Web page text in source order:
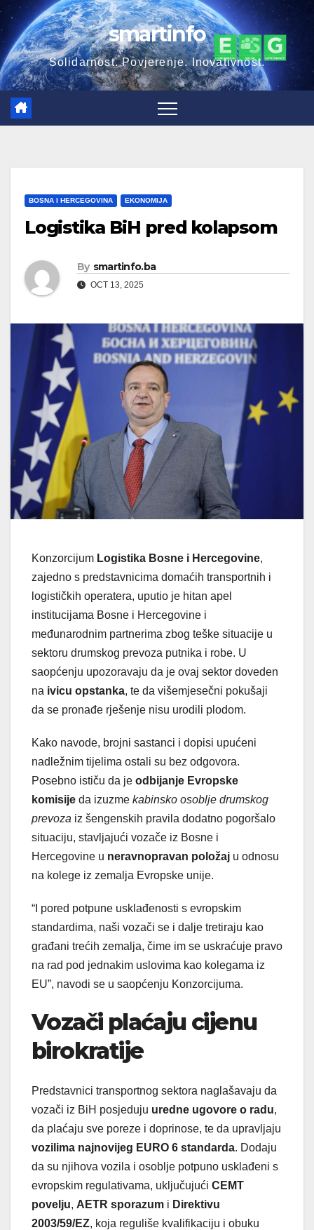
Skip
to
content
smartinfo
Solidarnost. Povjerenje. Inovativnost.
BOSNA I HERCEGOVINA EKONOMIJA
Logistika BiH pred kolapsom
By smartinfo.ba
OCT 13, 2025
Konzorcijum Logistika Bosne i Hercegovine,
zajedno s predstavnicima domaćih transportnih i
logističkih operatera, uputio je hitan apel
institucijama Bosne i Hercegovine i
međunarodnim partnerima zbog teške situacije u
sektoru drumskog prevoza putnika i robe. U
saopćenju upozoravaju da je ovaj sektor doveden
na ivicu opstanka, te da višemjesečni pokušaji
da se pronađe rješenje nisu urodili plodom.
Kako navode, brojni sastanci i dopisi upućeni
nadležnim tijelima ostali su bez odgovora.
Posebno ističu da je odbijanje Evropske
komisije da izuzme kabinsko osoblje drumskog
prevoza iz šengenskih pravila dodatno pogoršalo
situaciju, stavljajući vozače iz Bosne i
Hercegovine u neravnopravan položaj u odnosu
na kolege iz zemalja Evropske unije.
“I pored potpune usklađenosti s evropskim
standardima, naši vozači se i dalje tretiraju kao
građani trećih zemalja, čime im se uskraćuje pravo
na rad pod jednakim uslovima kao kolegama iz
EU”, navodi se u saopćenju Konzorcijuma.
Vozači plaćaju cijenu
birokratije
Predstavnici transportnog sektora naglašavaju da
vozači iz BiH posjeduju uredne ugovore o radu,
da plaćaju sve poreze i doprinose, te da upravljaju
vozilima najnovijeg EURO 6 standarda. Dodaju
da su njihova vozila i osoblje potpuno usklađeni s
evropskim regulativama, uključujući CEMT
povelju, AETR sporazum i Direktivu
2003/59/EZ, koja reguliše kvalifikaciju i obuku